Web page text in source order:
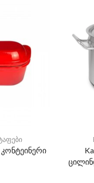
კონტეინერი